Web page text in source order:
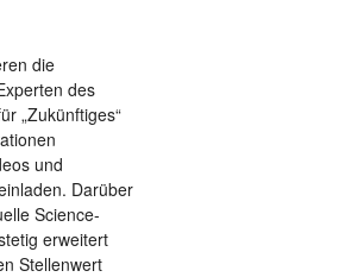
die
des
„Zukünftiges“
und
Darüber
Science-
erweitert
Stellenwert